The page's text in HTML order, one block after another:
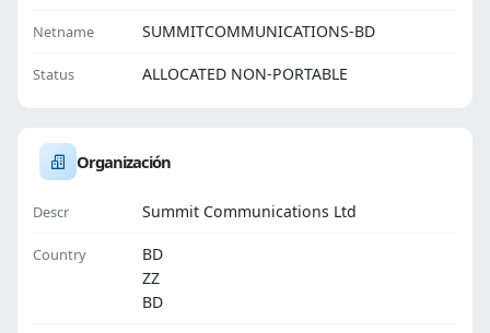
Netname SUMMITCOMMUNICATIONS-BD
Status ALLOCATED NON-PORTABLE
Organización
Descr Summit Communications Ltd
Country
BD
ZZ
BD